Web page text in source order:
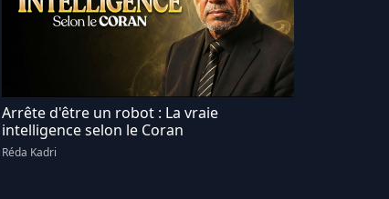
Arrête d'être un robot : La vraie
intelligence selon le Coran
Réda Kadri